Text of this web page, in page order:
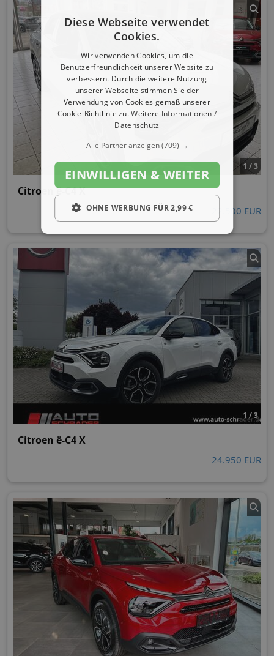
1 / 3
Citroen ë-C4 X
22.500 EUR
1 / 3
Citroen ë-C4 X
24.950 EUR
Diese Webseite verwendet
Cookies.
Wir verwenden Cookies, um die
Benutzerfreundlichkeit unserer Website zu
verbessern. Durch die weitere Nutzung
unserer Webseite stimmen Sie der
Verwendung von Cookies gemäß unserer
Cookie-Richtlinie zu.Weitere Informationen /
Datenschutz
Alle Partner anzeigen(709) →
EINWILLIGEN & WEITER
OHNE WERBUNG FÜR 2,99 €